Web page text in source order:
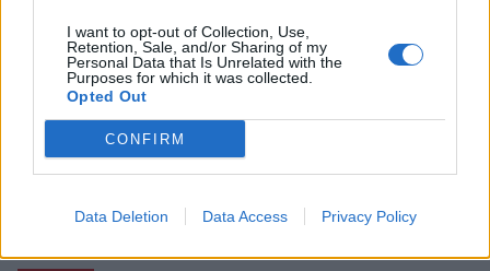
I want to opt-out of Collection, Use,
Retention, Sale, and/or Sharing of my
Personal Data that Is Unrelated with the
Purposes for which it was collected.
Opted Out
CONFIRM
Data Deletion Data Access Privacy Policy